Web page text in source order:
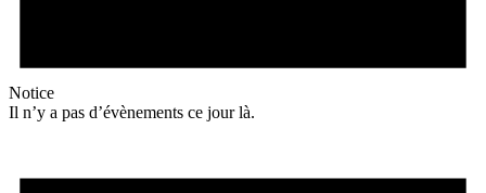
Notice
Il n’y a pas d’évènements ce jour là.